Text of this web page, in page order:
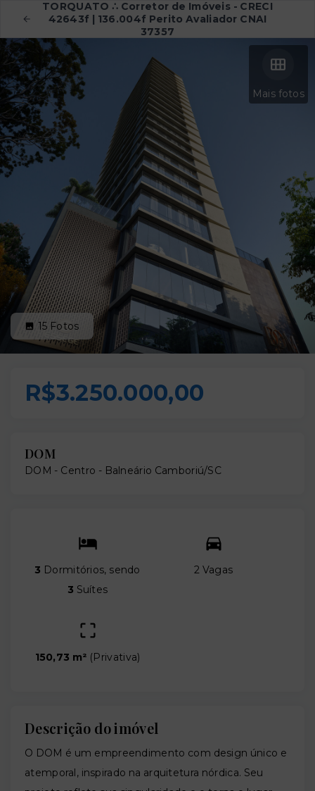
TORQUATO ∴ Corretor de Imóveis - CRECI
42643f | 136.004f Perito Avaliador CNAI
37357
Mais fotos
15 Fotos
R$3.250.000,00
DOM
DOM - Centro - Balneário Camboriú/SC
3 Dormitórios, sendo
3 Suítes
2 Vagas
150,73 m² (Privativa)
Descrição do imóvel
O DOM é um empreendimento com design único e
atemporal, inspirado na arquitetura nórdica. Seu